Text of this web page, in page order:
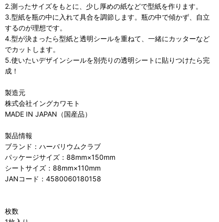
2.測ったサイズをもとに、少し厚めの紙などで型紙を作ります。
3.型紙を瓶の中に入れて具合を調節します。瓶の中で傾かず、自立
するのが理想です。
4.型が決まったら型紙と透明シールを重ねて、一緒にカッターなど
でカットします。
5.使いたいデザインシールを別売りの透明シートに貼りつけたら完
成！
製造元
株式会社イングカワモト
MADE IN JAPAN（国産品）
製品情報
ブランド：ハーバリウムクラブ
パッケージサイズ：88mm×150mm
シートサイズ：88mm×110mm
JANコード：4580060180158
枚数